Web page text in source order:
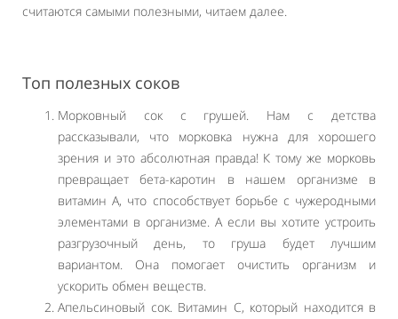
считаются самыми полезными, читаем далее.
Топ полезных соков
Морковный сок с грушей. Нам с детства
рассказывали, что морковка нужна для хорошего
зрения и это абсолютная правда! К тому же морковь
превращает бета-каротин в нашем организме в
витамин А, что способствует борьбе с чужеродными
элементами в организме. А если вы хотите устроить
разгрузочный день, то груша будет лучшим
вариантом. Она помогает очистить организм и
ускорить обмен веществ.
Апельсиновый сок. Витамин С, который находится в